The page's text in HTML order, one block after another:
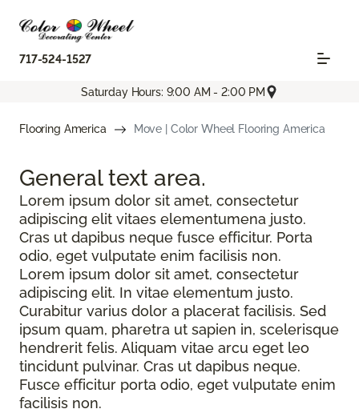
717-524-1527
Saturday Hours: 9:00 AM - 2:00 PM
Flooring America Move | Color Wheel Flooring America
General text area.
Lorem ipsum dolor sit amet, consectetur
adipiscing elit vitaes elementumena justo.
Cras ut dapibus neque fusce efficitur. Porta
odio, eget vulputate enim facilisis non.
Lorem ipsum dolor sit amet, consectetur
adipiscing elit. In vitae elementum justo.
Curabitur varius dolor a placerat facilisis. Sed
ipsum quam, pharetra ut sapien in, scelerisque
hendrerit felis. Aliquam vitae arcu eget leo
tincidunt pulvinar. Cras ut dapibus neque.
Fusce efficitur porta odio, eget vulputate enim
facilisis non.